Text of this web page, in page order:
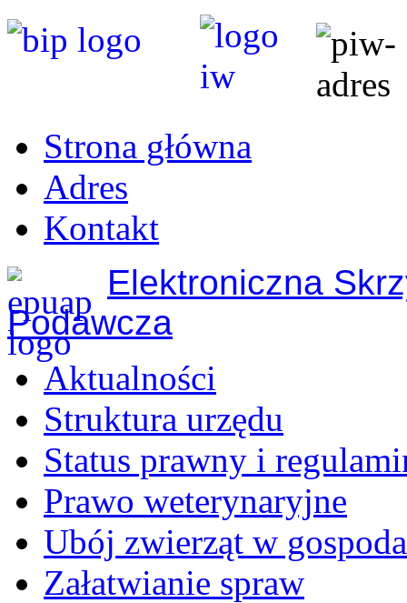
Strona główna
Adres
Kontakt
Elektroniczna
Podawcza
Aktualności
Struktura urzędu
Status prawny i
Prawo weterynaryjne
Ubój zwierząt w
Załatwianie spraw